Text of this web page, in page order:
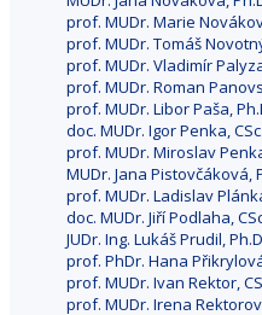
prof. MUDr. Marie
prof. MUDr. Tomáš
prof. MUDr. Vladimír
prof. MUDr. Roman
prof. MUDr. Libor Paša,
doc. MUDr. Igor Penka, CSc.
prof. MUDr. Miroslav
MUDr. Jana Pistovčáková,
prof. MUDr. Ladislav
doc. MUDr. Jiří Podlaha,
JUDr. Ing. Lukáš Prudil,
prof. PhDr. Hana
prof. MUDr. Ivan Rektor,
prof. MUDr. Irena